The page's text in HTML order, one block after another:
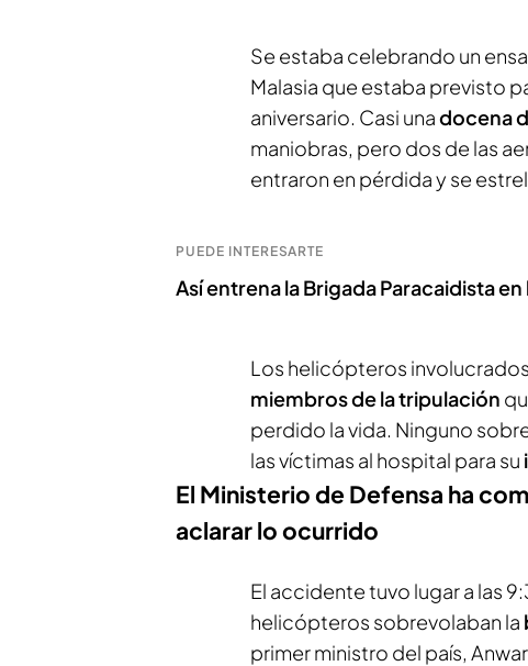
Se estaba celebrando un
Malasia que estaba previsto
aniversario. Casi unadocena
maniobras, pero dos de las
entraron en pérdida y se
PUEDE INTERESARTE
Así entrena la Brigada Paracaidista
Los helicópteros
miembros de la tripulación
perdido la vida. Ninguno
las víctimas al hospital para su
El Ministerio de Defensa ha
aclarar lo ocurrido
El accidente tuvo lugar a las
helicópteros sobrevolaban la
primer ministro del país,